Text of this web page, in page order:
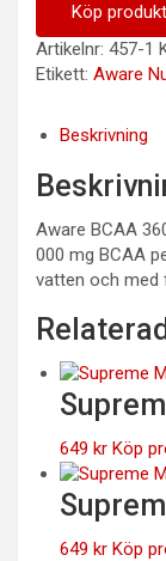
Köp produkt
Artikelnr: 457-1
Etikett: Aware
Beskrivning
Aware BCAA
000 mg BCAA
vatten och med
649 kr Köp
649 kr Köp